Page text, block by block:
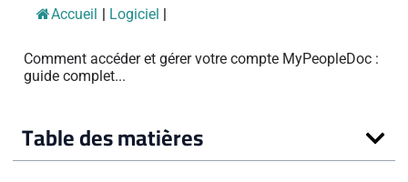
Accueil | Logiciel |
Comment accéder et gérer votre compte MyPeopleDoc :
guide complet...
Table des matières